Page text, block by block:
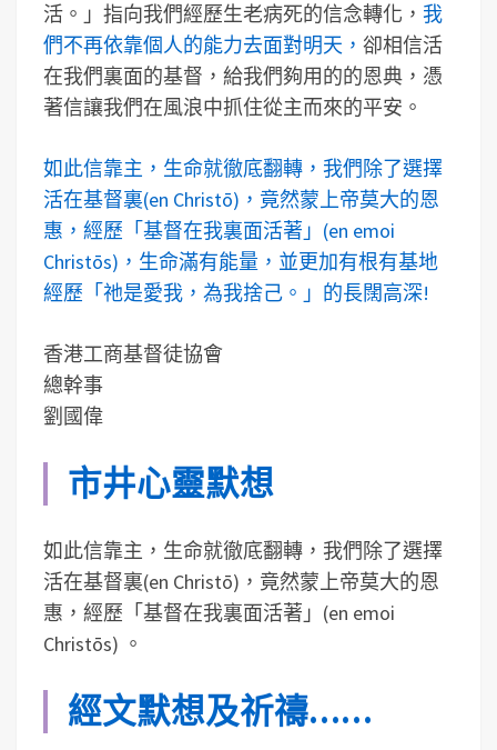
活。」指向我們經歷生老病死的信念轉化， 我
們不再依靠個人的能力去面對明天， 卻相信活
在我們裏面的基督，給我們夠用的的恩典，憑
著信讓我們在風浪中抓住從主而來的平安。
如此信靠主，生命就徹底翻轉，我們除了選擇
活在基督裏(en Christō)，竟然蒙上帝莫大的恩
惠，經歷「基督在我裏面活著」(en emoi
Christōs)，生命滿有能量，並更加有根有基地
經歷「祂是愛我，為我捨己。」的長闊高深!
香港工商基督徒協會
總幹事
劉國偉
市井心靈默想
如此信靠主，生命就徹底翻轉，我們除了選擇
活在基督裏(en Christō)，竟然蒙上帝莫大的恩
惠，經歷「基督在我裏面活著」(en emoi
Christōs) 。
經文默想及祈禱……